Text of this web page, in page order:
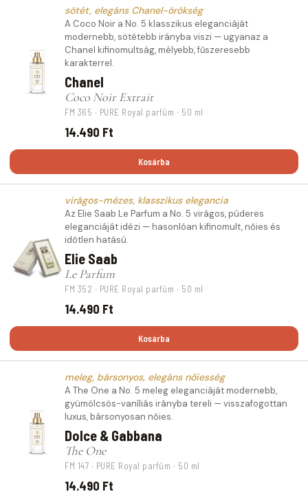
sötét, elegáns Chanel-örökség
A Coco Noir a No. 5 klasszikus eleganciáját
modernebb, sötétebb irányba viszi — ugyanaz a
Chanel kifinomultság, mélyebb, fűszeresebb
karakterrel.
Chanel
Coco Noir Extrait
FM 365 · PURE Royal parfüm · 50 ml
14.490 Ft
Kosárba
virágos-mézes, klasszikus elegancia
Az Elie Saab Le Parfum a No. 5 virágos, púderes
eleganciáját idézi — hasonlóan kifinomult, nőies és
időtlen hatású.
Elie Saab
Le Parfum
FM 352 · PURE Royal parfüm · 50 ml
14.490 Ft
Kosárba
meleg, bársonyos, elegáns nőiesség
A The One a No. 5 meleg eleganciáját modernebb,
gyümölcsös-vaníliás irányba tereli — visszafogottan
luxus, bársonyosan nőies.
Dolce & Gabbana
The One
FM 147 · PURE Royal parfüm · 50 ml
14.490 Ft